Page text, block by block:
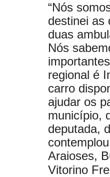
“Nós
destinei as
duas
Nós
regional é
carro
ajudar os
município,
deputada,
Araioses,
Vitorino